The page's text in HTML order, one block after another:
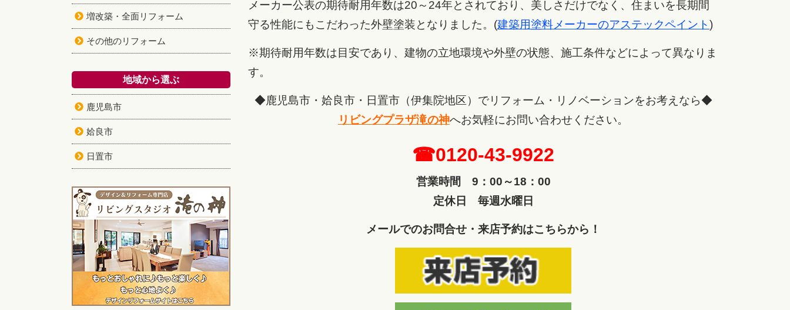
メーカー公表の期待耐用年数は20～24年とされており、美しさだけでなく、住まいを長期間
守る性能にもこだわった外壁塗装となりました。(建築用塗料メーカーのアステックペイント)
※期待耐用年数は目安であり、建物の立地環境や外壁の状態、施工条件などによって異なりま
す。
◆鹿児島市・姶良市・日置市（伊集院地区）でリフォーム・リノベーションをお考えなら◆
リビングプラザ滝の神へお気軽にお問い合わせください。
☎0120-43-9922
営業時間 9：00～18：00
定休日 毎週水曜日
メールでのお問合せ・来店予約はこちらから！
増改築・全面リフォーム
その他のリフォーム
地域から選ぶ
鹿児島市
姶良市
日置市